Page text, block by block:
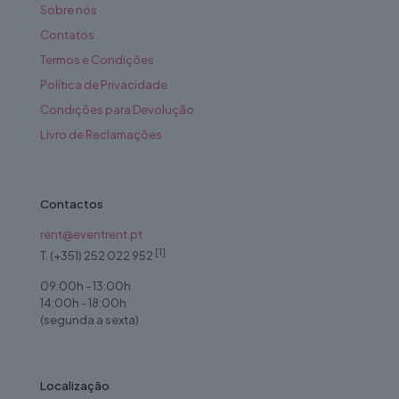
Sobre nós
Contatos
Termos e Condições
Política de Privacidade
Condições para Devolução
Livro de Reclamações
Contactos
rent@eventrent.pt
T. (+351) 252 022 952 [1]
09:00h - 13:00h
14:00h - 18:00h
(segunda a sexta)
Localização